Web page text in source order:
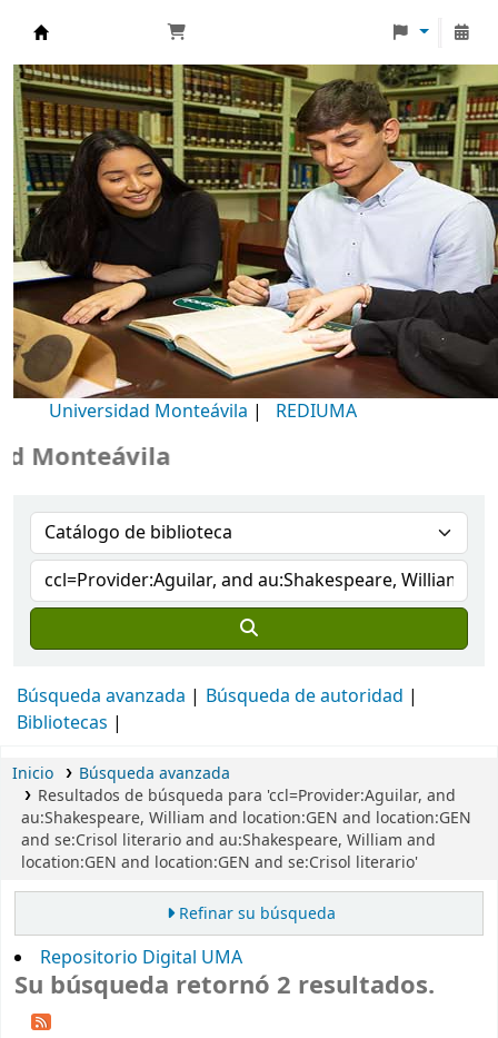
Biblioteca Universidad Monteávila
Universidad Monteávila | REDIUMA
Búsqueda avanzada
Búsqueda de autoridad
Bibliotecas
Inicio
Búsqueda avanzada
Resultados de búsqueda para 'ccl=Provider:Aguilar, and
au:Shakespeare, William and location:GEN and location:GEN
and se:Crisol literario and au:Shakespeare, William and
location:GEN and location:GEN and se:Crisol literario'
Refinar su búsqueda
Repositorio Digital UMA
Su búsqueda retornó 2 resultados.